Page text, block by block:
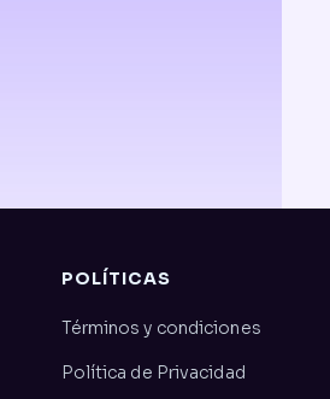
POLÍTICAS
Términos y condiciones
Política de Privacidad